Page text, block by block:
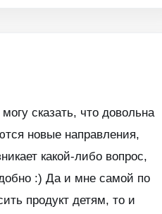
сказать, что довольна
новые направления,
какой-либо вопрос,
:) Да и мне самой по
продукт детям, то и